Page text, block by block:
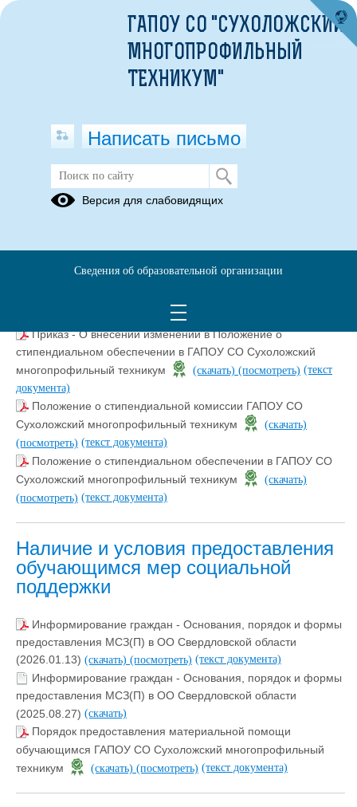
Наличие и условия предоставления
стипендиальной комиссии ГАПОУ СО Сухоложский
Приказ - О внесении изменений в Положение о
стипендиальном обеспечении в ГАПОУ СО Сухоложский
многопрофильный техникум
(скачать) (посмотреть) (текст
документа)
Положение о стипендиальной комиссии ГАПОУ СО
Сухоложский многопрофильный техникум
(скачать)
(посмотреть) (текст документа)
Положение о стипендиальном обеспечении в ГАПОУ СО
Сухоложский многопрофильный техникум
(скачать)
(посмотреть) (текст документа)
Наличие и условия предоставления
обучающимся мер социальной
поддержки
Информирование граждан - Основания, порядок и формы
предоставления МСЗ(П) в ОО Свердловской области
(2026.01.13) (скачать) (посмотреть) (текст документа)
Информирование граждан - Основания, порядок и формы
предоставления МСЗ(П) в ОО Свердловской области
(2025.08.27) (скачать)
Порядок предоставления материальной помощи
обучающимся ГАПОУ СО Сухоложский многопрофильный
техникум
(скачать) (посмотреть) (текст документа)
ГАПОУ СО "СУХОЛОЖСКИЙ
МНОГОПРОФИЛЬНЫЙ
ТЕХНИКУМ"
Написать письмо
Версия для слабовидящих
Сведения об образовательной организации